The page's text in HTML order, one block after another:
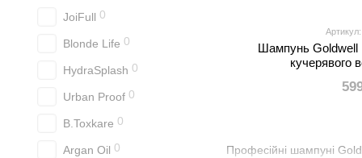
Професійні шампуні
Шампунь Goldwell
кучерявого
JoiFull 0
Blonde Life 0
HydraSplash 0
Urban Proof 0
B.Toxkare 0
Argan Oil 0